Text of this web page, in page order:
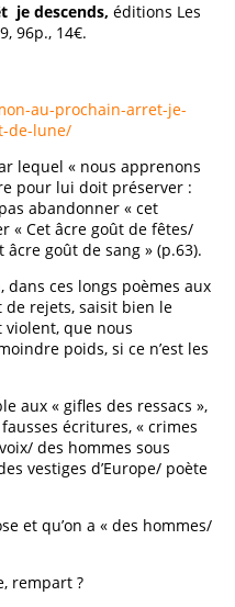
je descends, éditions Les
96p., 14€.
au-prochain-arret-je-
de-lune/
lequel « nous apprenons
pour lui doit préserver :
abandonner « cet
« Cet âcre goût de fêtes/
goût de sang » (p.63).
ces longs poèmes aux
de rejets, saisit bien le
violent, que nous
poids, si ce n’est les
aux « gifles des ressacs »,
écritures, « crimes
des hommes sous
vestiges d’Europe/ poète
et qu’on a « des hommes/
rempart ?